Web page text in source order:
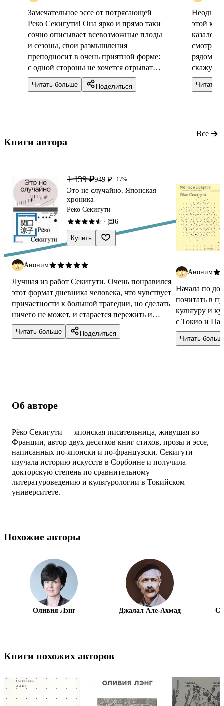
Замечательное эссе от потрясающей
Реко Секигути! Она ярко и прямо таки
сочно описывает всевозможные плоды
и сезоны, свои размышления
преподносит в очень приятной форме:
с одной стороны не хочется отрываться
от книги, а с другой – хочется
растянуть на подольше. Перед
Читать больше Поделиться
этой
смотря
рядом
скажу,
было
Читать
Книги автора
Все
1 139 ₽949 ₽ -17%
Это не случайно. Японская
хроника
Реко Секигути
· 6
Купить
Аноним
Лучшая из работ Секигути. Очень понравился
этот формат дневника человека, что чувствует
причастности к большой трагедии, но сделать
ничего не может, и старается пережить и
переосмыслить её. Секигути о...
Читать больше Поделиться
Аноним
Начала по
почитать в
культуру и
с Токио и
страну, в
Читать
Об авторе
Рёко Секигути — японская писательница, живущая во
Франции, автор двух десятков книг стихов, прозы и эссе,
написанных по-японски и по-французски. Секигути
изучала историю искусств в Сорбонне и получила
докторскую степень по сравнительному
литературоведению и культурологии в Токийском
университете.
Похожие авторы
Оливия Лэнг Джалал Але-Ахмад
Книги похожих авторов